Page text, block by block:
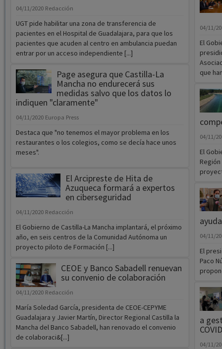
04/11/2020 Redacción
UGT pide habilitar una zona de transferencia de
pacientes en el Hospital de Guadalajara, para que los
pacientes que acuden al centro en ambulancia puedan
entrar por un acceso independiente [...]
Page asegura que Castilla-La
Mancha no endurecerá sus
medidas salvo que los datos lo
indiquen "claramente"
04/11/2020 Europa Press
Destaca que "no tenemos el mayor problema en los
restaurantes o los colegios, como se decía hace unos
meses".
El Arcipreste de Hita de
Azuqueca formará a expertos
en ciberseguridad
04/11/2020 Redacción
El Gobierno de Castilla-La Mancha implantará, el próximo
año, en seis centros de la Comunidad Autónoma un
proyecto piloto de Formación [...]
CEOE y Banco Sabadell renuevan
su convenio de colaboración
04/11/2020 Redacción
María Soledad García, presidenta de CEOE-CEPYME
Guadalajara y Javier Martín, Director Regional Castilla la
Mancha del Banco Sabadell, han renovado el convenio
de colaboraci&[...]
04/11/
El
que
04/11/
El
04/11/
El
Paco
a
04/11/